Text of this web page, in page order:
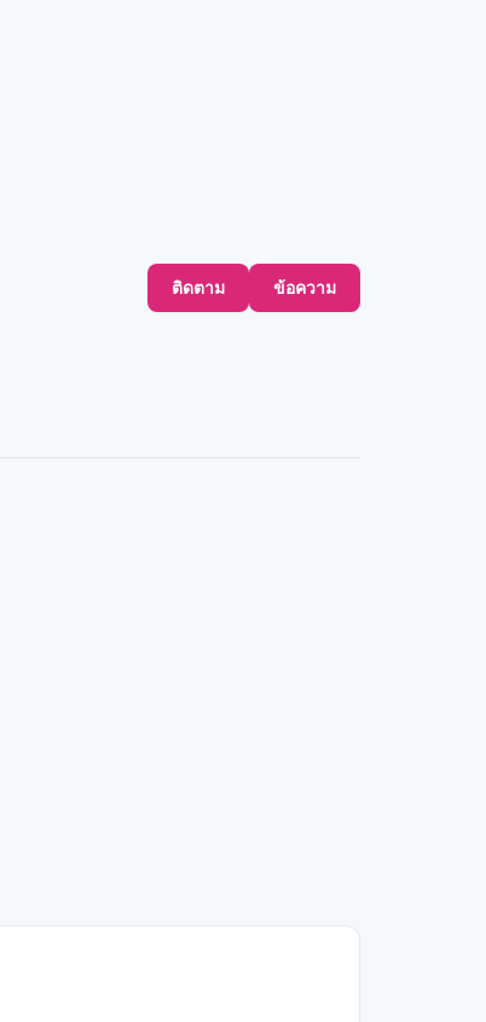
ติดตาม ข้อความ